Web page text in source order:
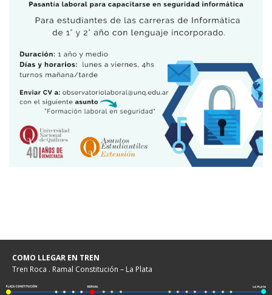
COMO LLEGAR EN TREN
Tren Roca . Ramal Constitución – La Plata